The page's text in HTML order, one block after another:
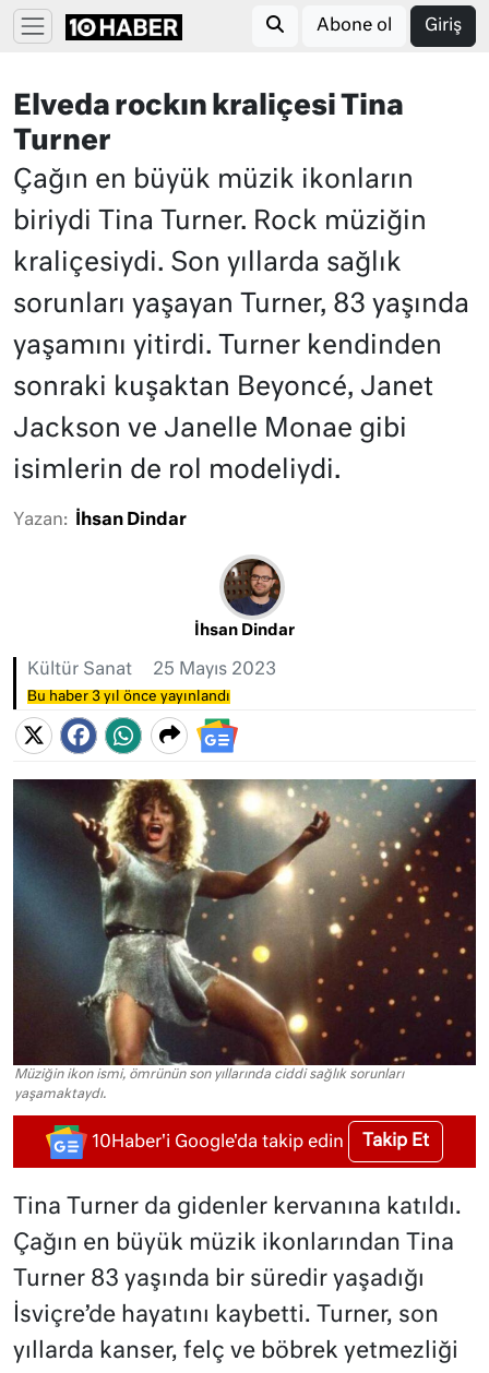
Abone ol Giriş
Elveda rockın kraliçesi Tina
Turner
Çağın en büyük müzik ikonların
biriydi Tina Turner. Rock müziğin
kraliçesiydi. Son yıllarda sağlık
sorunları yaşayan Turner, 83 yaşında
yaşamını yitirdi. Turner kendinden
sonraki kuşaktan Beyoncé, Janet
Jackson ve Janelle Monae gibi
isimlerin de rol modeliydi.
Yazan: İhsan Dindar
İhsan Dindar
Kültür Sanat 25 Mayıs 2023
Bu haber 3 yıl önce yayınlandı
Müziğin ikon ismi, ömrünün son yıllarında ciddi sağlık sorunları
yaşamaktaydı.
10Haber'i Google'da takip edin Takip Et
Tina Turner da gidenler kervanına katıldı.
Çağın en büyük müzik ikonlarından Tina
Turner 83 yaşında bir süredir yaşadığı
İsviçre’de hayatını kaybetti. Turner, son
yıllarda kanser, felç ve böbrek yetmezliği